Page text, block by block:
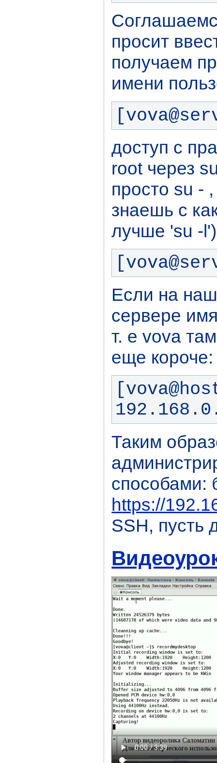
просит
получаем
имени
доступ с
root через
просто su -
знаешь с
лучше 'su -
Если на
сервере
т. е vova
еще короче:
Таким
способами:
https://
SSH, пусть